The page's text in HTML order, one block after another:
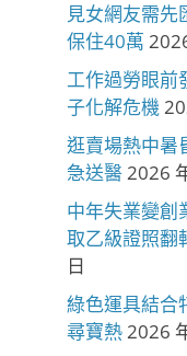
見女網友需
保住40萬
工作過勞眼
子化解危機
逛賣場熱中
急送醫2026
中年失業變
取乙級證照翻
日
綠色運具結
尋寶熱2026